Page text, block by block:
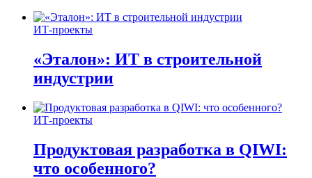
ИТ-проекты
«Эталон»: ИТ в строительной
индустрии
ИТ-проекты
Продуктовая разработка в QIWI:
что особенного?